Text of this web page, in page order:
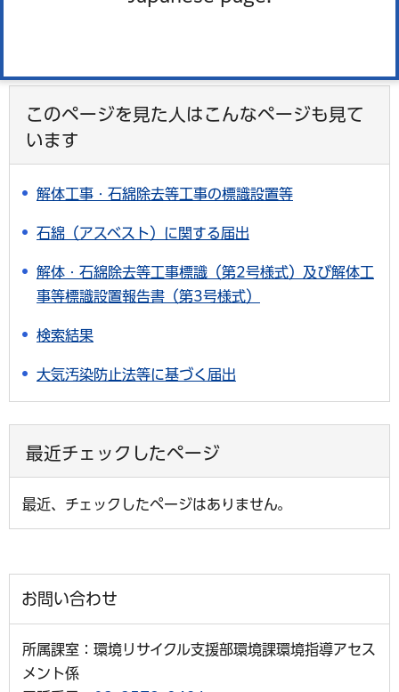
このページを見た人はこんなページも見て
います
解体工事・石綿除去等工事の標識設置等
石綿（アスベスト）に関する届出
解体・石綿除去等工事標識（第2号様式）及び解体工
事等標識設置報告書（第3号様式）
検索結果
大気汚染防止法等に基づく届出
最近チェックしたページ
最近、チェックしたページはありません。
お問い合わせ
所属課室：環境リサイクル支援部環境課環境指導アセス
メント係